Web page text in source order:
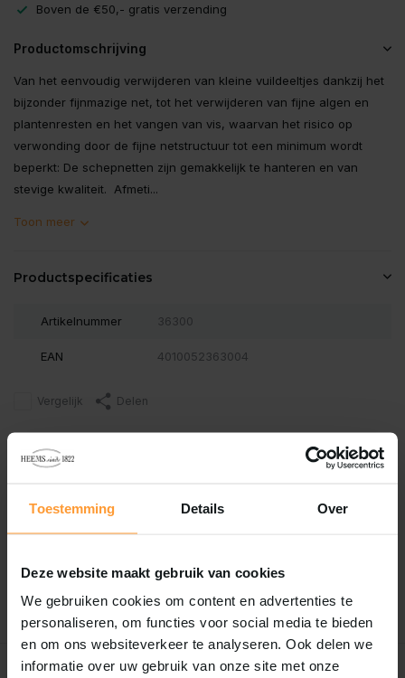
Toestemming Details Over
Deze website maakt gebruik van cookies
We gebruiken cookies om content en advertenties te
personaliseren, om functies voor social media te bieden
en om ons websiteverkeer te analyseren. Ook delen we
informatie over uw gebruik van onze site met onze
Boven de €50,- gratis verzending
Productomschrijving
Van het eenvoudig verwijderen van kleine vuildeeltjes dankzij het
bijzonder fijnmazige net, tot het verwijderen van fijne algen en
plantenresten en het vangen van vis, waarvan het risico op
verwonding door de fijne netstructuur tot een minimum wordt
beperkt: De schepnetten zijn gemakkelijk te hanteren en van
stevige kwaliteit.​ Afmeti...
Toon meer
Productspecificaties
Artikelnummer 36300
EAN 4010052363004
Vergelijk Delen
0/5 Based on 0 reviews
Schrijf je eigen review